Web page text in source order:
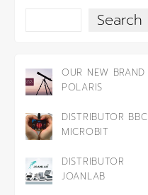
Search
OUR NEW BRAND
POLARIS
DISTRIBUTOR BBC
MICROBIT
DISTRIBUTOR
JOANLAB